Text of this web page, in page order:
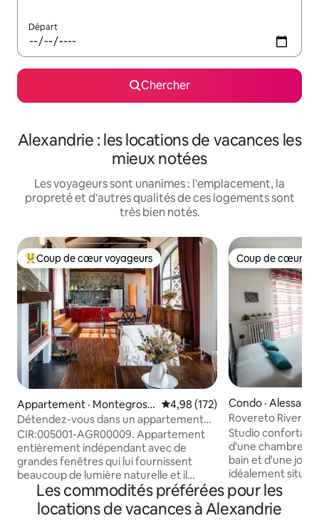
Départ
Chercher
Alexandrie : les locations de vacances les
mieux notées
Les voyageurs sont unanimes : l'emplacement, la
propreté et d'autres qualités de ces logements sont
très bien notés.
Coup de cœur voyageurs parmi les plus aimés
Coup de cœur voyageurs
Appartement · Montegross
o D'asti
Note moyenne de 4,98 sur 5,
4,98 (172)
Détendez-vous dans un appartement
spacieux au-dessus d'un vignoble
CIR:005001-AGR00009. Appartement
entièrement indépendant avec de
grandes fenêtres qui lui fournissent
beaucoup de lumière naturelle et il
dispose d'une très grande salle de bain
et douche. Il y a deux grandes chambres
avec des lits queen/king size.
Coup de cœur
Coup de cœur
Condo ·
Rovereto River &
Alessandria
Studio
d'une chambre
bain et d'une
idéalement situé
historique. La variété des services
disponibles à
notamment des
Les commodités préférées pour les
locations de vacances à Alexandrie